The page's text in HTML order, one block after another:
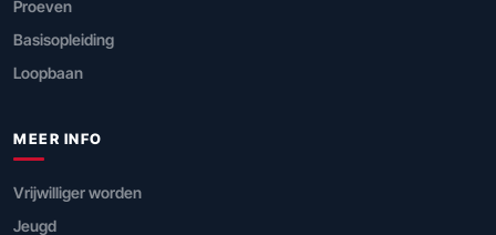
Proeven
Basisopleiding
Loopbaan
MEER INFO
Vrijwilliger worden
Jeugd